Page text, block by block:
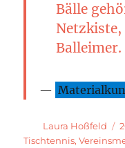
Bälle
Balleimer.
Autor
Laura Hoßfeld
Tischtennis,